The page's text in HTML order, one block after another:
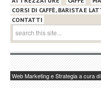
CORSI DI CAFFÈ, BARISTA E
CONTATTI
Web Marketing e Strategia a cura